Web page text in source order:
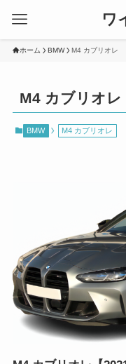
ワ
ホーム BMW M4 カブリオレ
M4 カブリオレ
BMW M4 カブリオレ